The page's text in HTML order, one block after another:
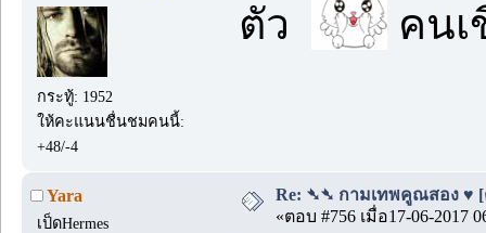
กระทู้: 1952
ให้คะแนนชื่นชมคนนี้:
+48/-4
ตัว
คน
Yara
เป็ดHermes
Re: ➴➴ กามเทพคูณสอง ♥ [
«ตอบ #756 เมื่อ17-06-2017